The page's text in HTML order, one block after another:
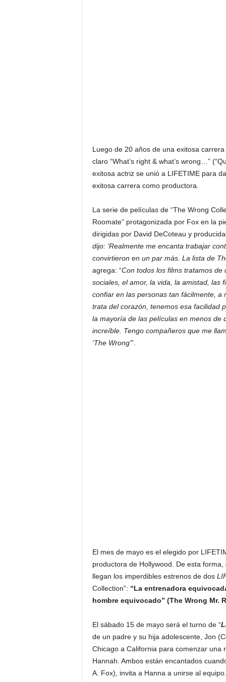
Luego de 20 años de una exitosa
claro “What’s right & what’s wrong…”
exitosa actriz se unió a LIFETIME para
exitosa carrera como productora.
La serie de películas de “The Wrong
Roomate” protagonizada por Fox en la
dirigidas por David DeCoteau y
dijo: ‘Realmente me encanta trabajar
convirtieron en un par más. La lista de
agrega: “Con todos los films tratamos
sociales, el amor, la vida, la amistad, las
confiar en las personas tan fácilmente,
trata del corazón, tenemos esa facilidad
la mayoría de las películas en menos de
increíble. Tengo compañeros que me
‘The Wrong’”.
El mes de mayo es el elegido por
productora de Hollywood. De esta
llegan los imperdibles estrenos de dos
Collection”: “La entrenadora
hombre equivocado” (The Wrong Mr.
El sábado 15 de mayo será el turno de “
de un padre y su hija adolescente, Jon
Chicago a California para comenzar una
Hannah. Ambos están encantados
A. Fox), invita a Hanna a unirse al